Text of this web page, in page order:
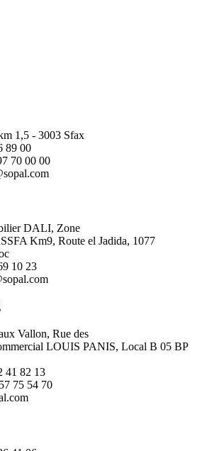
1,5 - 3003 Sfax
89 00
70 00 00
DALI, Zone
Km9, Route el Jadida, 1077
10 23
Vallon, Rue des
LOUIS PANIS, Local B 05 BP
41 82 13
75 54 70